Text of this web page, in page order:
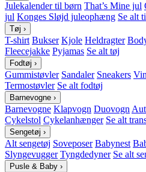
Julekalender til børn That’s Mine jul
jul Konges Sløjd juleophæng Se alt
Tøj ›
T-shirt Bukser Kjole Heldragter
Fleecejakke Pyjamas Se alt tøj
Fodtøj ›
Gummistøvler Sandaler Sneakers
Termostøvler Se alt fodtøj
Barnevogne ›
Barnevogne Klapvogn Duovogn
Cykelstol Cykelanhænger Se alt
Sengetøj ›
Alt sengetøj Soveposer Babynest
Slyngevugger Tyngdedyner Se alt
Pusle & Baby ›